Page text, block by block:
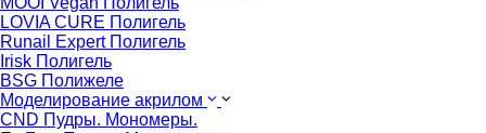
LOVIA CURE Полигель
Runail Expert Полигель
Irisk Полигель
BSG Полижеле
Моделирование акрилом
CND Пудры. Мономеры.